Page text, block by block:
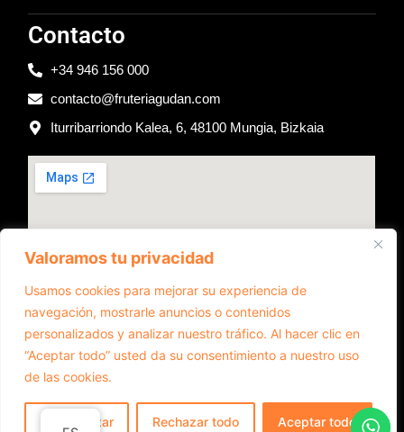
Valoramos tu privacidad
Usamos cookies para mejorar su experiencia de
navegación, mostrarle anuncios o contenidos
personalizados y analizar nuestro tráfico. Al hacer clic en
“Aceptar todo” usted da su consentimiento a nuestro uso
de las cookies.
Personalizar Rechazar todo Aceptar todo
Contacto
+34 946 156 000
contacto@fruteriagudan.com
Iturribarriondo Kalea, 6, 48100 Mungia, Bizkaia
Diseño web realizado por RK Informatika